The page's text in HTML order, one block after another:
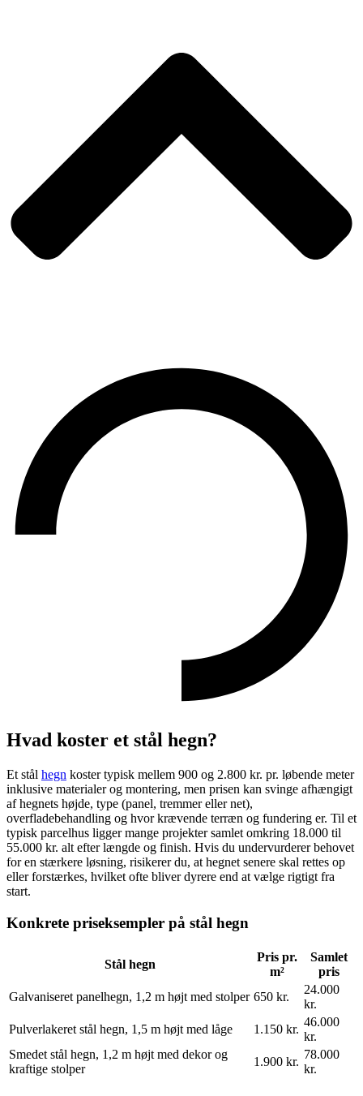
Hvad koster et stål hegn?
Et stål hegn koster typisk mellem 900 og 2.800 kr. pr. løbende meter
inklusive materialer og montering, men prisen kan svinge afhængigt
af hegnets højde, type (panel, tremmer eller net),
overfladebehandling og hvor krævende terræn og fundering er. Til et
typisk parcelhus ligger mange projekter samlet omkring 18.000 til
55.000 kr. alt efter længde og finish. Hvis du undervurderer behovet
for en stærkere løsning, risikerer du, at hegnet senere skal rettes op
eller forstærkes, hvilket ofte bliver dyrere end at vælge rigtigt fra
start.
Konkrete priseksempler på stål hegn
Stål hegn
Pris pr.
m²
Samlet
pris
Galvaniseret panelhegn, 1,2 m højt med stolper 650 kr.
24.000
kr.
Pulverlakeret stål hegn, 1,5 m højt med låge
1.150 kr.
46.000
kr.
Smedet stål hegn, 1,2 m højt med dekor og
kraftige stolper
1.900 kr.
78.000
kr.